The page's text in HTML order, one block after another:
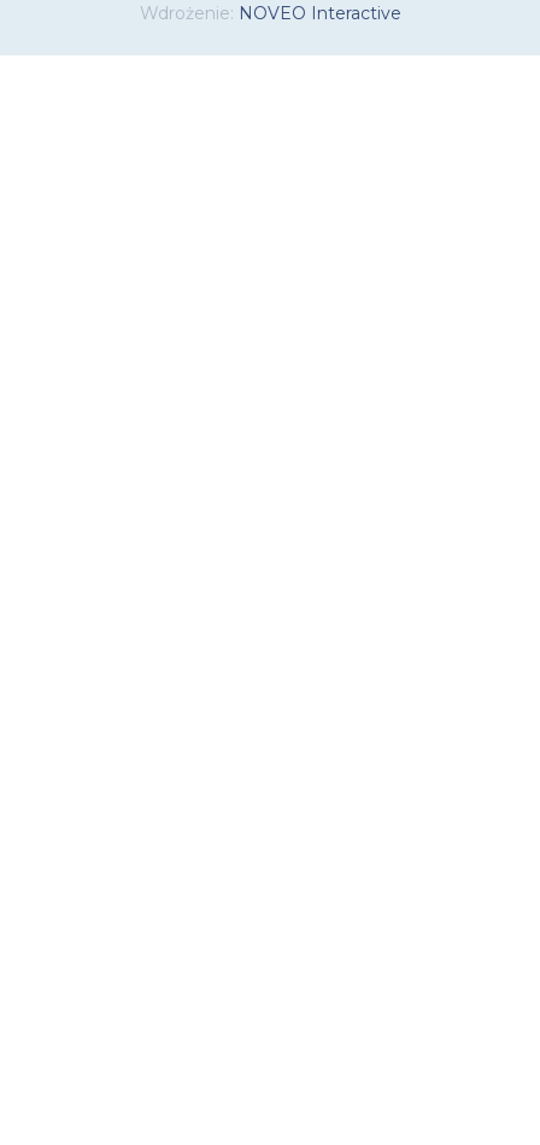
Wdrożenie: NOVEO Interactive